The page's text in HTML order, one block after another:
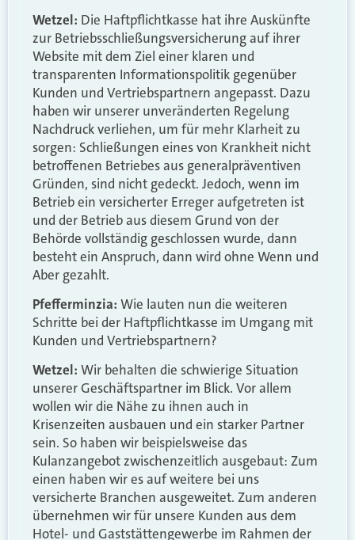
Wetzel: Die Haftpflichtkasse hat ihre Auskünfte
zur Betriebsschließungsversicherung auf ihrer
Website mit dem Ziel einer klaren und
transparenten Informationspolitik gegenüber
Kunden und Vertriebspartnern angepasst. Dazu
haben wir unserer unveränderten Regelung
Nachdruck verliehen, um für mehr Klarheit zu
sorgen: Schließungen eines von Krankheit nicht
betroffenen Betriebes aus generalpräventiven
Gründen, sind nicht gedeckt. Jedoch, wenn im
Betrieb ein versicherter Erreger aufgetreten ist
und der Betrieb aus diesem Grund von der
Behörde vollständig geschlossen wurde, dann
besteht ein Anspruch, dann wird ohne Wenn und
Aber gezahlt.
Pfefferminzia: Wie lauten nun die weiteren
Schritte bei der Haftpflichtkasse im Umgang mit
Kunden und Vertriebspartnern?
Wetzel: Wir behalten die schwierige Situation
unserer Geschäftspartner im Blick. Vor allem
wollen wir die Nähe zu ihnen auch in
Krisenzeiten ausbauen und ein starker Partner
sein. So haben wir beispielsweise das
Kulanzangebot zwischenzeitlich ausgebaut: Zum
einen haben wir es auf weitere bei uns
versicherte Branchen ausgeweitet. Zum anderen
übernehmen wir für unsere Kunden aus dem
Hotel- und Gaststättengewerbe im Rahmen der